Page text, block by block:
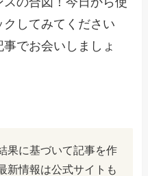
してみてください
でお会いしましょ
果に基づいて記事を作
新情報は公式サイトも